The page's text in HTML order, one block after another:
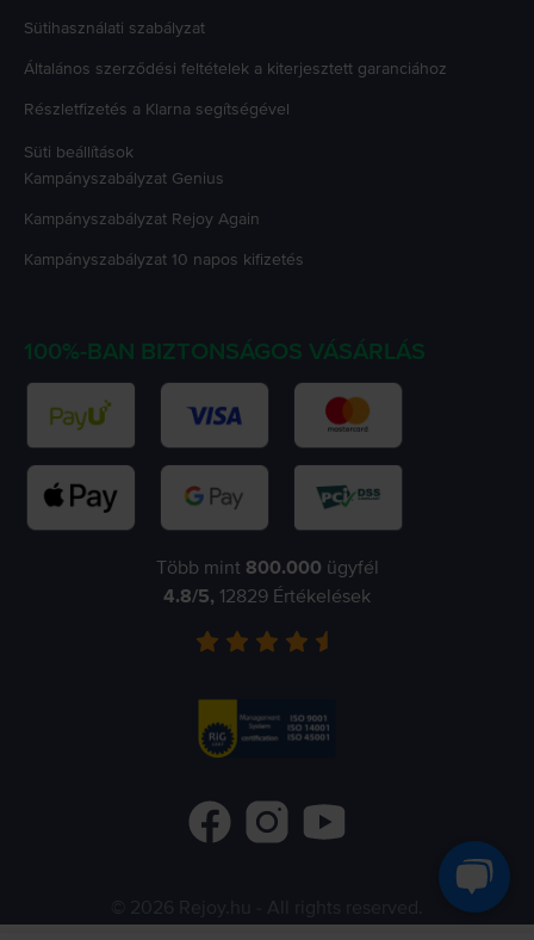
Sütihasználati szabályzat
Általános szerződési feltételek a kiterjesztett garanciához
Részletfizetés a Klarna segítségével
Süti beállítások
Kampányszabályzat Genius
Kampányszabályzat Rejoy Again
Kampányszabályzat 10 napos kifizetés
100%-BAN BIZTONSÁGOS VÁSÁRLÁS
Több mint 800.000 ügyfél
4.8/5, 12829 Értékelések